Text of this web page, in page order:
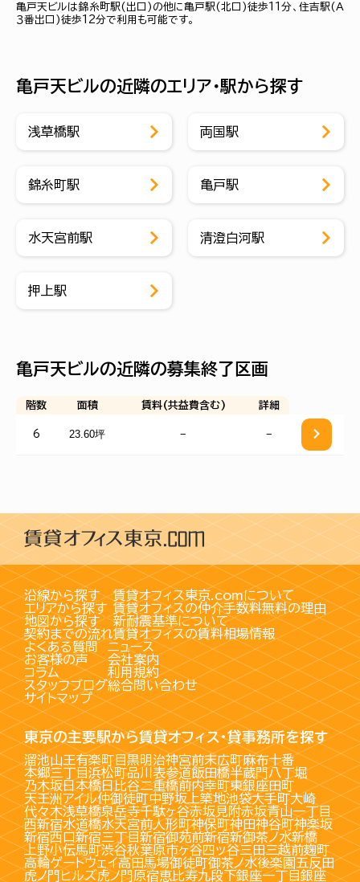
亀戸天ビルは錦糸町駅(出口)の他に亀戸駅(北口)徒歩11分、住吉駅(Ａ
３番出口)徒歩12分で利用も可能です。
亀戸天ビルの近隣のエリア・駅から探す
浅草橋駅 両国駅
錦糸町駅 亀戸駅
水天宮前駅 清澄白河駅
押上駅
亀戸天ビルの近隣の募集終了区画
階数 面積 賃料(共益費含む) 詳細
6 23.60坪 − −
沿線から探す
エリアから探す
地図から探す
契約までの流れ
賃貸オフィス東京.comについて
賃貸オフィスの仲介手数料無料の理由
新耐震基準について
賃貸オフィスの賃料相場情報
よくある質問
お客様の声
コラム
スタッフブログ
サイトマップ
ニュース
会社案内
利用規約
総合問い合わせ
東京の主要駅から賃貸オフィス・貸事務所を探す
溜池山王有楽町目黒明治神宮前末広町麻布十番
本郷三丁目浜松町品川 表参道飯田橋半蔵門八丁堀
乃木坂日本橋日比谷二重橋前内幸町東銀座田町
天王洲アイル仲御徒町中野坂上築地池袋大手町大崎
代々木浅草橋泉岳寺千駄ヶ谷赤坂見附赤坂青山一丁目
西新宿水道橋水天宮前人形町神保町神田神谷町神楽坂
新宿西口新宿三丁目新宿御苑前新宿新御茶ノ水新橋
上野小伝馬町渋谷秋葉原市ヶ谷四ッ谷三田三越前麹町
高輪ゲートウェイ高田馬場御徒町御茶ノ水後楽園五反田
虎ノ門ヒルズ虎ノ門原宿恵比寿九段下銀座一丁目銀座